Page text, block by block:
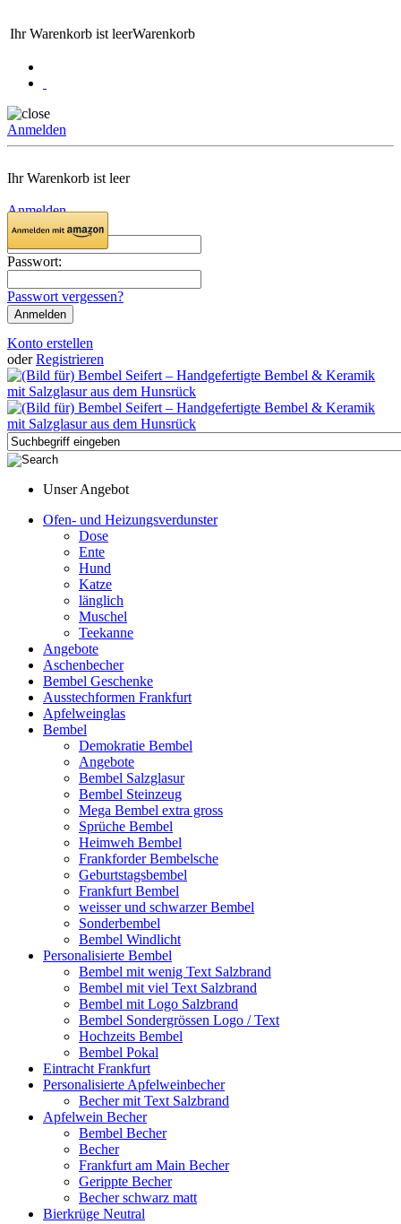
Ihr Warenkorb ist leerWarenkorb
Anmelden
Ihr Warenkorb ist leer
Anmelden
Email:
Passwort:
Passwort vergessen?
Konto erstellen
oder Registrieren
Unser Angebot
Ofen- und Heizungsverdunster
Dose
Ente
Hund
Katze
länglich
Muschel
Teekanne
Angebote
Aschenbecher
Bembel Geschenke
Ausstechformen Frankfurt
Apfelweinglas
Bembel
Demokratie Bembel
Angebote
Bembel Salzglasur
Bembel Steinzeug
Mega Bembel extra gross
Sprüche Bembel
Heimweh Bembel
Frankforder Bembelsche
Geburtstagsbembel
Frankfurt Bembel
weisser und schwarzer Bembel
Sonderbembel
Bembel Windlicht
Personalisierte Bembel
Bembel mit wenig Text Salzbrand
Bembel mit viel Text Salzbrand
Bembel mit Logo Salzbrand
Bembel Sondergrössen Logo / Text
Hochzeits Bembel
Bembel Pokal
Eintracht Frankfurt
Personalisierte Apfelweinbecher
Becher mit Text Salzbrand
Apfelwein Becher
Bembel Becher
Becher
Frankfurt am Main Becher
Gerippte Becher
Becher schwarz matt
Bierkrüge Neutral